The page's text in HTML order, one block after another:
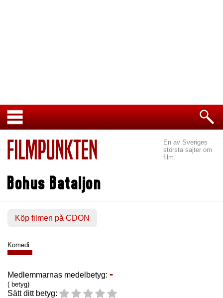
En av Sveriges
största sajter om
film.
Bohus Bataljon
Köp filmen på CDON
Komedi:
Medlemmarnas medelbetyg: -
( betyg)
Sätt ditt betyg: